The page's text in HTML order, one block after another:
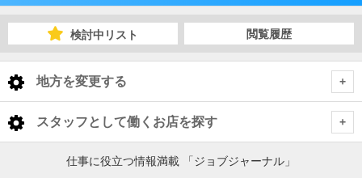
東京都
検討中リスト 閲覧履歴
地方を変更する
< 全国トップ
北海道 男性高収入
スタッフとして働くお店を探す
東京都仕事に役立つ情報満載 「ジョブジャーナル」